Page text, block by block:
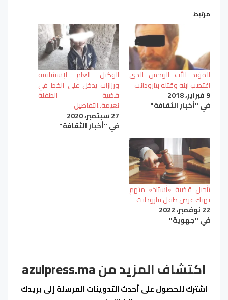
مرتبط
المؤبد للأب الوحش الذي
اغتصب ابنه وقتله بتارودانت
9 فبراير، 2018
في "أخبار الثقافة"
الوكيل العام لإستئنافية
ورزازات يدخل على الخط في
قضية الطفلة
نعيمة..التفاصيل
27 سبتمبر، 2020
في "أخبار الثقافة"
تأجيل قضية «أستاذ» متهم
بهتك عرض طفل بتارودانت
22 نوفمبر، 2022
في "جهوية"
اكتشاف المزيد من azulpress.ma
اشترك للحصول على أحدث التدوينات المرسلة إلى بريدك